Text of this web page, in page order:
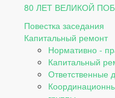
80 ЛЕТ ВЕЛИКОЙ
Повестка заседания
Капитальный ремонт
Нормативно -
Капитальный
Ответственные